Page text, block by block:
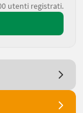
utenti registrati.